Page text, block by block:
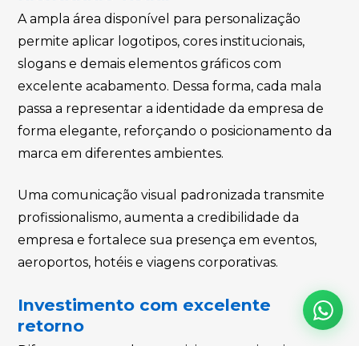
A ampla área disponível para personalização
permite aplicar logotipos, cores institucionais,
slogans e demais elementos gráficos com
excelente acabamento. Dessa forma, cada mala
passa a representar a identidade da empresa de
forma elegante, reforçando o posicionamento da
marca em diferentes ambientes.
Uma comunicação visual padronizada transmite
profissionalismo, aumenta a credibilidade da
empresa e fortalece sua presença em eventos,
aeroportos, hotéis e viagens corporativas.
Investimento com excelente
retorno